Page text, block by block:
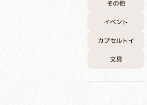
その他
イベント
カプセルトイ
文具